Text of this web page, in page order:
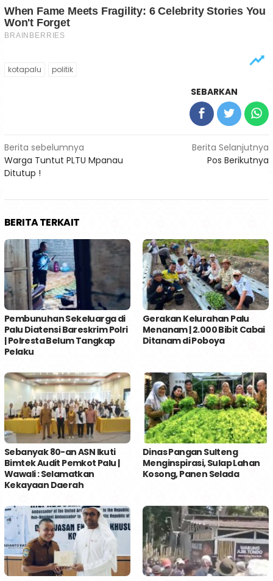
kotapalu politik
SEBARKAN
Navigasi
pos
Berita sebelumnya
Warga Tuntut PLTU Mpanau
Ditutup !
Berita Selanjutnya
Pos Berikutnya
BERITA TERKAIT
Pembunuhan Sekeluarga di
Palu Diatensi Bareskrim Polri
| Polresta Belum Tangkap
Pelaku
Gerakan Kelurahan Palu
Menanam | 2.000 Bibit Cabai
Ditanam di Poboya
Sebanyak 80-an ASN Ikuti
Bimtek Audit Pemkot Palu |
Wawali : Selamatkan
Kekayaan Daerah
Dinas Pangan Sulteng
Menginspirasi, Sulap Lahan
Kosong, Panen Selada